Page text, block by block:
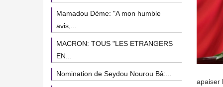
apaiser
Mamadou Dème: "A mon humble
avis,...
MACRON: TOUS "LES ETRANGERS
EN...
Nomination de Seydou Nourou Bâ:...